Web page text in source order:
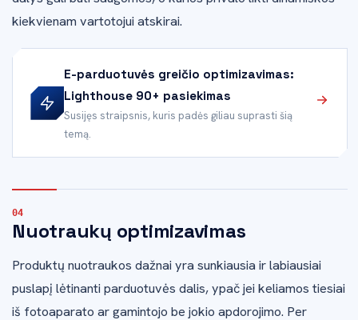
kiekvienam vartotojui atskirai.
E-parduotuvės greičio optimizavimas:
Lighthouse 90+ pasiekimas
Susijęs straipsnis, kuris padės giliau suprasti šią
temą.
Nuotraukų optimizavimas
Produktų nuotraukos dažnai yra sunkiausia ir labiausiai
puslapį lėtinanti parduotuvės dalis, ypač jei keliamos tiesiai
iš fotoaparato ar gamintojo be jokio apdorojimo. Per